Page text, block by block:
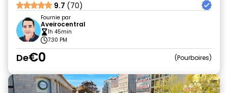
9.7 (70)
Fournie par
Aveirocentral
1h 45min
7:30 PM
De€0 Pourboires